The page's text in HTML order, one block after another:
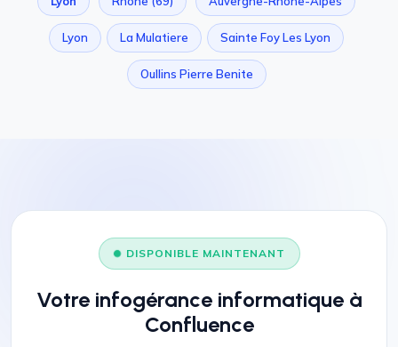
Lyon La Mulatiere Sainte Foy Les Lyon
Oullins Pierre Benite
DISPONIBLE MAINTENANT
Votre infogérance informatique à
Confluence